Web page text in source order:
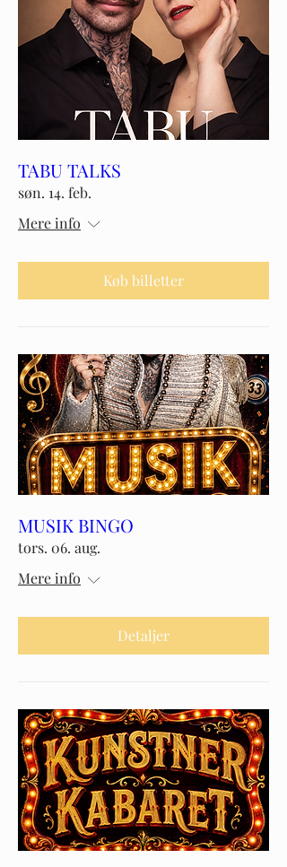
TABU TALKS
søn. 14. feb.
Mere info
Køb billetter
MUSIK BINGO
tors. 06. aug.
Mere info
Detaljer